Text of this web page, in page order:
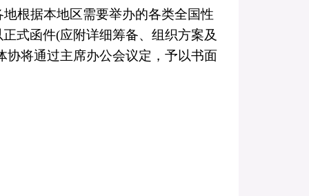
根据本地区需要举办的各类全国性
式函件(应附详细筹备、组织方案及
协将通过主席办公会议定，予以书面